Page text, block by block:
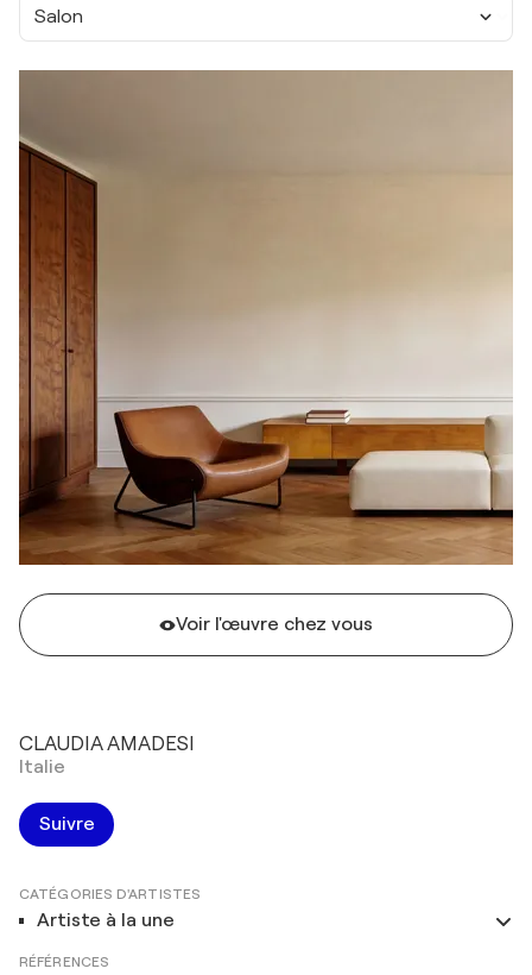
Salon
Voir l'œuvre chez vous
CLAUDIA AMADESI
Italie
Suivre
CATÉGORIES D'ARTISTES
Artiste à la une
RÉFÉRENCES